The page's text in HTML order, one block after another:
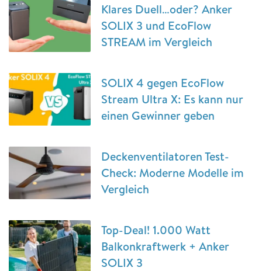
Klares Duell…oder? Anker
SOLIX 3 und EcoFlow
STREAM im Vergleich
SOLIX 4 gegen EcoFlow
Stream Ultra X: Es kann nur
einen Gewinner geben
Deckenventilatoren Test-
Check: Moderne Modelle im
Vergleich
Top-Deal! 1.000 Watt
Balkonkraftwerk + Anker
SOLIX 3